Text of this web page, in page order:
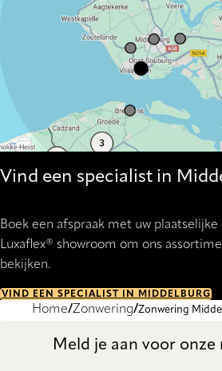
Vind een specialist in
Boek een afspraak met uw
Luxaflex® showroom om ons
bekijken.
VIND EEN SPECIALIST IN MIDDELBURG
Home Zonwering Zonwering
Meld je aan voor onze